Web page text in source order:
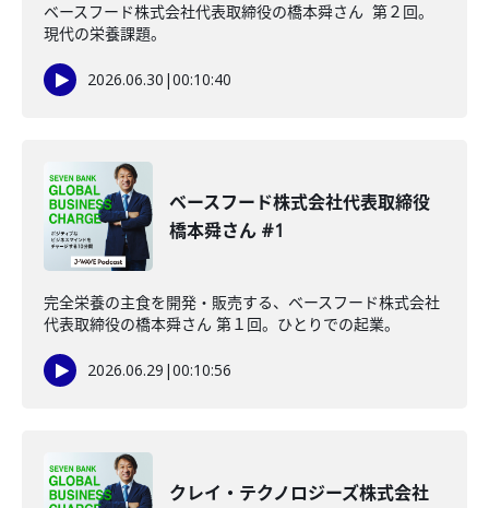
ベースフード株式会社代表取締役の橋本舜さん 第２回。
現代の栄養課題。
2026.06.30 |00:10:40
ベースフード株式会社代表取締役
橋本舜さん #1
完全栄養の主食を開発・販売する、ベースフード株式会社
代表取締役の橋本舜さん 第１回。ひとりでの起業。
2026.06.29 |00:10:56
クレイ・テクノロジーズ株式会社